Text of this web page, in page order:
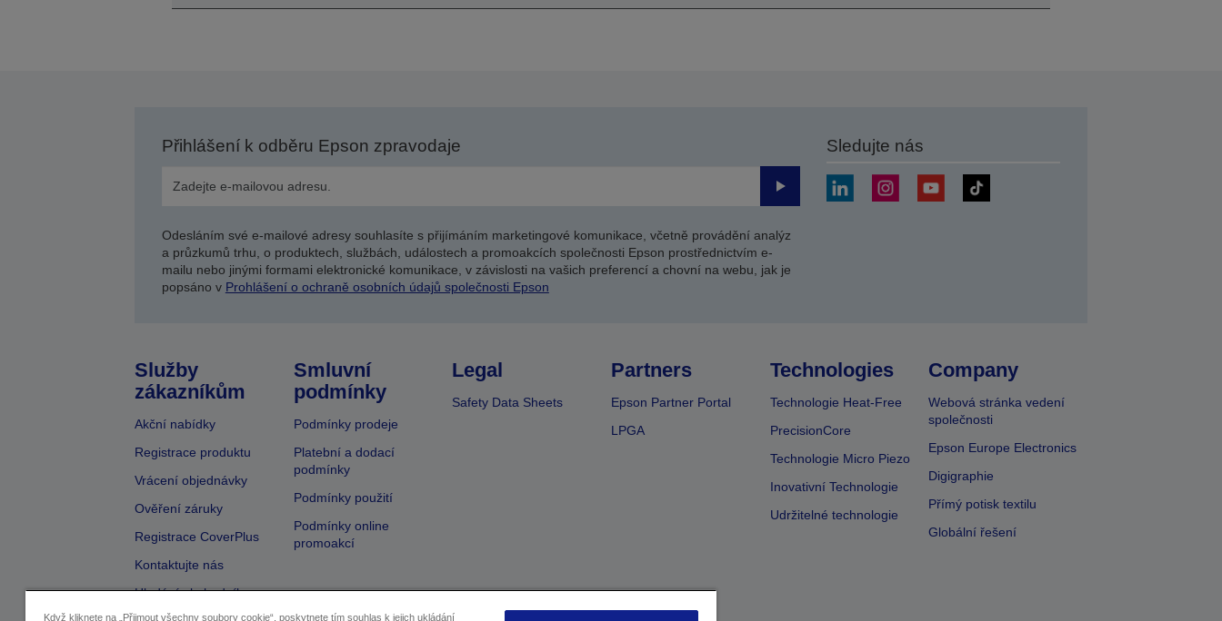
Přihlášení k odběru Epson zpravodaje
Odeslat
Odesláním své e-mailové adresy souhlasíte s přijímáním marketingové komunikace, včetně provádění analýz
a průzkumů trhu, o produktech, službách, událostech a promoakcích společnosti Epson prostřednictvím e-
mailu nebo jinými formami elektronické komunikace, v závislosti na vašich preferencí a chovní na webu, jak je
popsáno v Prohlášení o ochraně osobních údajů společnosti Epson
Sledujte nás
Služby
zákazníkům
Akční nabídky
Registrace produktu
Vrácení objednávky
Ověření záruky
Registrace CoverPlus
Kontaktujte nás
Hledání obchodníka
Smluvní
podmínky
Podmínky prodeje
Platební a dodací
podmínky
Podmínky použití
Podmínky online
promoakcí
Legal
Safety Data Sheets
Partners
Epson Partner Portal
LPGA
Technologies
Technologie Heat-Free
PrecisionCore
Technologie Micro Piezo
Inovativní Technologie
Udržitelné technologie
Company
Webová stránka vedení
společnosti
Epson Europe Electronics
Digigraphie
Přímý potisk textilu
Globální řešení
Když kliknete na „Přijmout všechny soubory cookie“, poskytnete tím souhlas k jejich ukládání